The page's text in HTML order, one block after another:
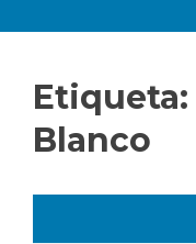
Etiqueta:
Blanco